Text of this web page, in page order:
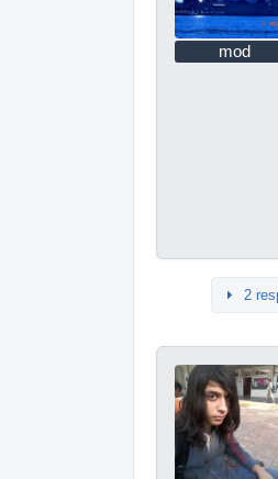
mod
2